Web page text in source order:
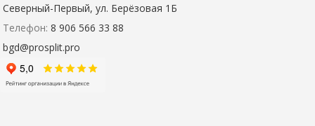
Северный-Первый, ул. Берёзовая 1Б
Телефон: 8 906 566 33 88
bgd@prosplit.pro